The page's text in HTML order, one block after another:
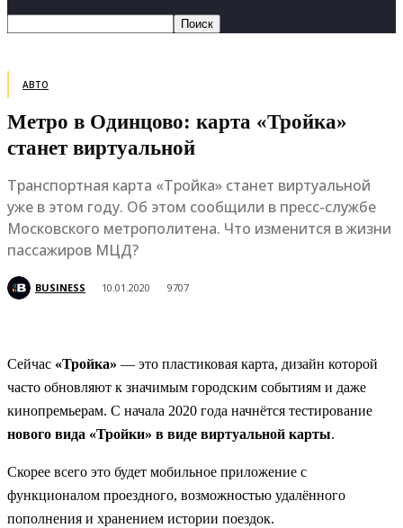
АВТО
Метро в Одинцово: карта «Тройка»
станет виртуальной
Транспортная карта «Тройка» станет виртуальной
уже в этом году. Об этом сообщили в пресс-службе
Московского метрополитена. Что изменится в жизни
пассажиров МЦД?
BUSINESS 10.01.2020 9707
Сейчас «Тройка» — это пластиковая карта, дизайн которой
часто обновляют к значимым городским событиям и даже
кинопремьерам. С начала 2020 года начнётся тестирование
нового вида «Тройки» в виде виртуальной карты.
Скорее всего это будет мобильное приложение с
функционалом проездного, возможностью удалённого
пополнения и хранением истории поездок.